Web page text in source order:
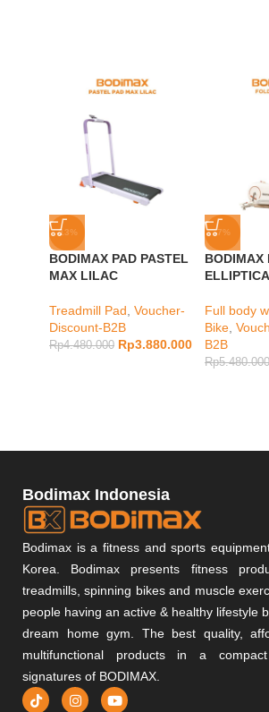
-13%
BODIMAX PAD PASTEL
MAX LILAC
Treadmill Pad, Voucher-
Discount-B2B
Rp4.480.000 Rp3.880.000
-7%
BODIMAX
Full body
Bike,
B2B
Rp5.480.000
Bodimax Indonesia
Bodimax is a fitness and sports
Korea. Bodimax presents fitness
treadmills, spinning bikes and muscle
people having an active & healthy lifestyle
dream home gym. The best quality,
multifunctional products in a
signatures of BODIMAX.